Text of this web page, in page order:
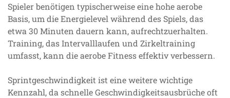
Spieler benötigen typischerweise eine hohe aerobe
Basis, um die Energielevel während des Spiels, das
etwa 30 Minuten dauern kann, aufrechtzuerhalten.
Training, das Intervalllaufen und Zirkeltraining
umfasst, kann die aerobe Fitness effektiv verbessern.
Sprintgeschwindigkeit ist eine weitere wichtige
Kennzahl, da schnelle Geschwindigkeitsausbrüche oft